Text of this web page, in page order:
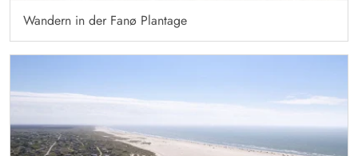
Wandern in der Fanø Plantage